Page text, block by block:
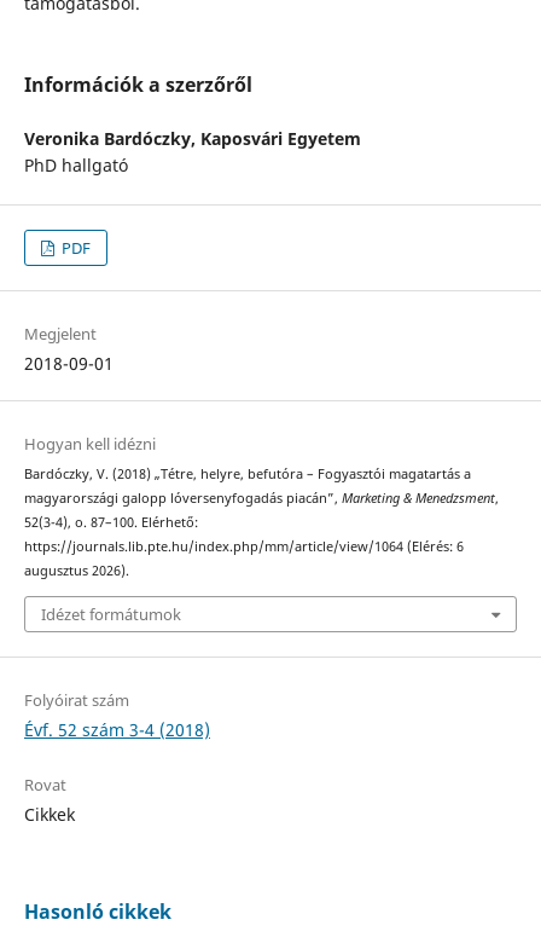
Információk a szerzőről
Veronika Bardóczky, Kaposvári Egyetem
PhD hallgató
PDF
Megjelent
2018-09-01
Hogyan kell idézni
Bardóczky, V. (2018) „Tétre, helyre, befutóra – Fogyasztói magatartás a
magyarországi galopp lóversenyfogadás piacán”, Marketing & Menedzsment,
52(3-4), o. 87–100. Elérhető:
https://journals.lib.pte.hu/index.php/mm/article/view/1064 (Elérés: 6
augusztus 2026).
Idézet formátumok
Folyóirat szám
Évf. 52 szám 3-4 (2018)
Rovat
Cikkek
Hasonló cikkek